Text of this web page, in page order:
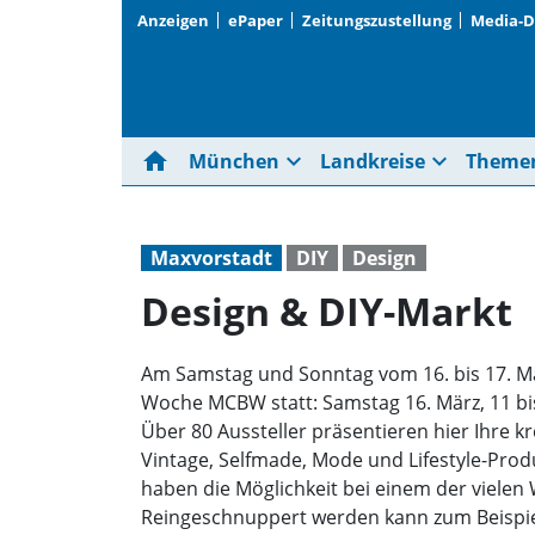
Anzeigen ePaper Zeitungszustellung Media-
home München expand_more Landkreise expand_more
Maxvorstadt DIY Design
Design & DIY-Markt
Am Samstag und Sonntag vom 16. bis 17.
Woche MCBW statt: Samstag 16. März, 11
Über 80 Aussteller präsentieren hier Ihre
Vintage, Selfmade, Mode und Lifestyle-
haben die Möglichkeit bei einem der
Reingeschnuppert werden kann zum